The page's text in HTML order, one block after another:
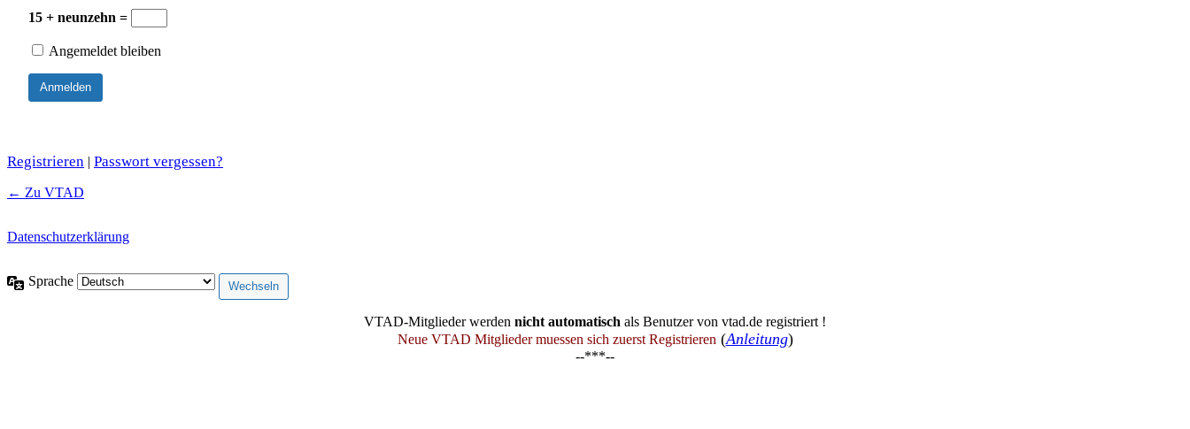
15 + neunzehn =
Angemeldet bleiben
Registrieren | Passwort vergessen?
← Zu VTAD
Datenschutzerklärung
Sprache
VTAD-Mitglieder werden nicht automatisch als Benutzer von vtad.de registriert !
Neue VTAD Mitglieder muessen sich zuerst Registrieren(Anleitung)
--***--